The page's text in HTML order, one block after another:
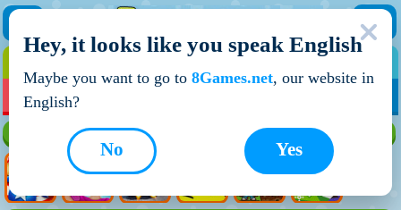
НОВІ ІГРИ
Hey, it looks like you speak English
Maybe you want to go to 8Games.net, our website in
English?
Yes
No